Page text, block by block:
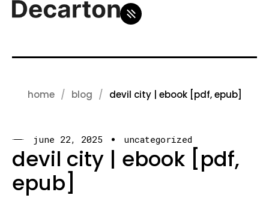
home blog devil city | ebook [pdf, epub]
june 22, 2025 uncategorized
devil city | ebook [pdf,
epub]